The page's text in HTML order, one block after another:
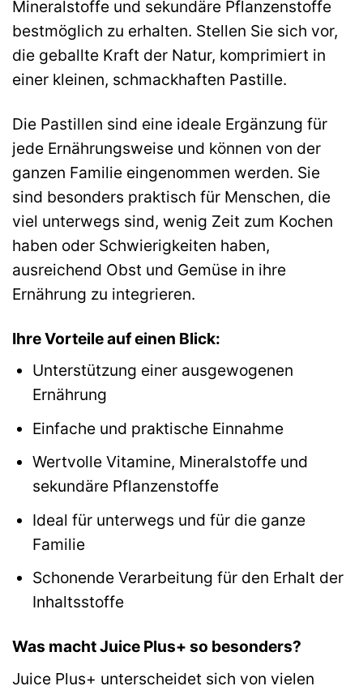
Mineralstoffe und sekundäre Pflanzenstoffe
bestmöglich zu erhalten. Stellen Sie sich vor,
die geballte Kraft der Natur, komprimiert in
einer kleinen, schmackhaften Pastille.
Die Pastillen sind eine ideale Ergänzung für
jede Ernährungsweise und können von der
ganzen Familie eingenommen werden. Sie
sind besonders praktisch für Menschen, die
viel unterwegs sind, wenig Zeit zum Kochen
haben oder Schwierigkeiten haben,
ausreichend Obst und Gemüse in ihre
Ernährung zu integrieren.
Ihre Vorteile auf einen Blick:
Unterstützung einer ausgewogenen
Ernährung
Einfache und praktische Einnahme
Wertvolle Vitamine, Mineralstoffe und
sekundäre Pflanzenstoffe
Ideal für unterwegs und für die ganze
Familie
Schonende Verarbeitung für den Erhalt der
Inhaltsstoffe
Was macht Juice Plus+ so besonders?
Juice Plus+ unterscheidet sich von vielen